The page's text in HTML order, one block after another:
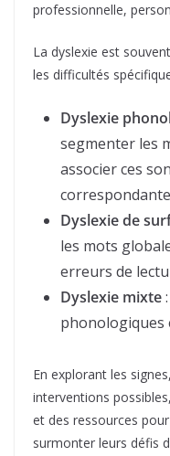
professionnelle,
La dyslexie est
les difficultés
Dyslexie
segmenter les
associer ces
Dyslexie de
les mots
erreurs de
Dyslexie mixte
phonologiques
En explorant les
interventions
et des ressources
surmonter leurs défis